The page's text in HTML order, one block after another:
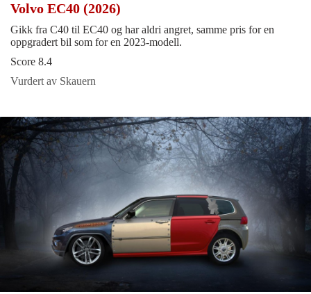
Volvo EC40 (2026)
Gikk fra C40 til EC40 og har aldri angret, samme pris for en
oppgradert bil som for en 2023-modell.
Score 8.4
Vurdert av Skauern